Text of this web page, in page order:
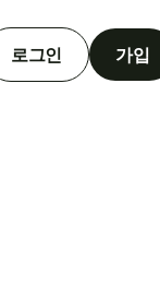
로그인 가입